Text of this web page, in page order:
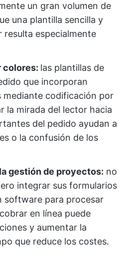
un gran volumen de
una plantilla sencilla y
resulta especialmente
colores: las plantillas de
que incorporan
mediante codificación por
la mirada del lector hacia
del pedido ayudan a
o la confusión de los
gestión de proyectos: no
integrar sus formularios
software para procesar
en línea puede
y aumentar la
que reduce los costes.